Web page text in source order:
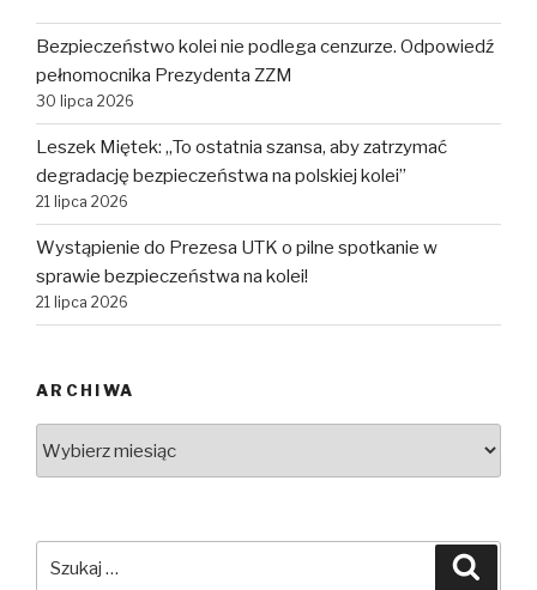
Bezpieczeństwo kolei nie podlega cenzurze. Odpowiedź
pełnomocnika Prezydenta ZZM
30 lipca 2026
Leszek Miętek: „To ostatnia szansa, aby zatrzymać
degradację bezpieczeństwa na polskiej kolei”
21 lipca 2026
Wystąpienie do Prezesa UTK o pilne spotkanie w
sprawie bezpieczeństwa na kolei!
21 lipca 2026
ARCHIWA